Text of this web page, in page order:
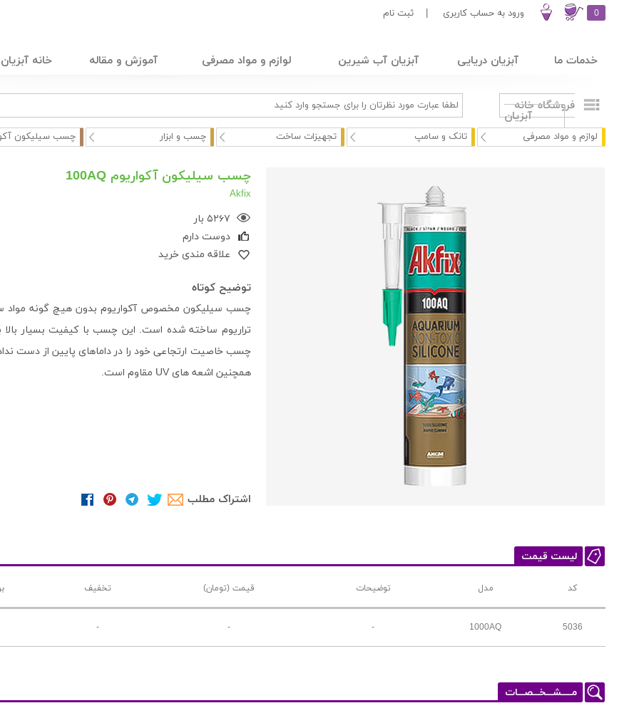
0 ورود به حساب کاربری ثبت نام
خدمات ما آبزیان دریایی آبزیان آب شیرین لوازم و مواد مصرفی آموزش و مقاله خانه آبزیان
فروشگاه خانه
آبزیان
لوازم و مواد مصرفی تانک و سامپ تجهیزات ساخت چسب و ابزار چسب سیلیکون
چسب سیلیکون آکواریوم 100AQ
Akfix
۵۲۶۷ بار
دوست دارم
علاقه مندی خرید
توضیح کوتاه
تراریوم ساخته شده است. این چسب با کیفیت بسیار
چسب خاصیت ارتجاعی خود را در داماهای پایین از دست
همچنین اشعه های UV مقاوم است.
اشتراک مطلب
لیست قیمت
کد مدل توضیحات قیمت (تومان) تخفیف
5036
1000AQ
-
-
-
مـــــشـــخـــصـــات